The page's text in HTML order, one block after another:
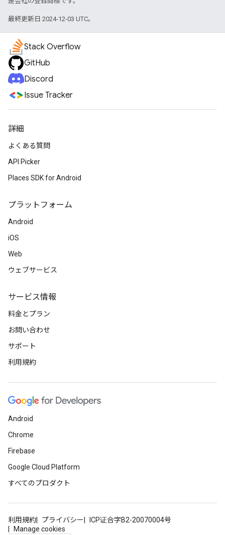
最終更新日 2024-12-03 UTC。
Stack Overflow
GitHub
Discord
Issue Tracker
詳細
よくある質問
API Picker
Places SDK for Android
プラットフォーム
Android
iOS
Web
ウェブサービス
サービス情報
料金とプラン
お問い合わせ
サポート
利用規約
Android
Chrome
Firebase
Google Cloud Platform
すべてのプロダクト
利用規約 プライバシー
ICP证合字B2-20070004号
Manage cookies